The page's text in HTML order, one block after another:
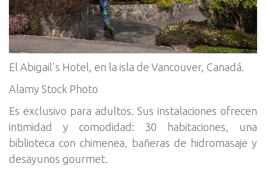
El Abigail's Hotel, en la isla de Vancouver, Canadá.
Alamy Stock Photo
Es exclusivo para adultos. Sus instalaciones ofrecen
intimidad y comodidad: 30 habitaciones, una
biblioteca con chimenea, bañeras de hidromasaje y
desayunos gourmet.